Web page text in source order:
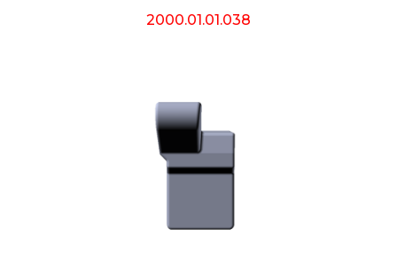
2000.01.01.038